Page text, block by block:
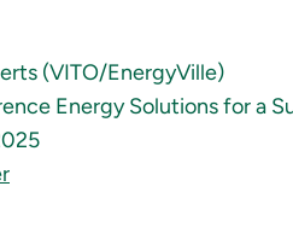
(VITO/EnergyVille)
Energy Solutions for a